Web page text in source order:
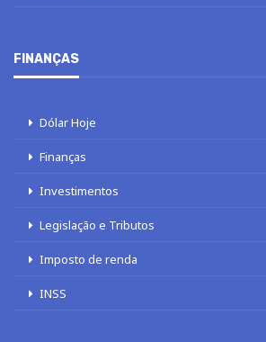
FINANÇAS
Dólar Hoje
Finanças
Investimentos
Legislação e Tributos
Imposto de renda
INSS